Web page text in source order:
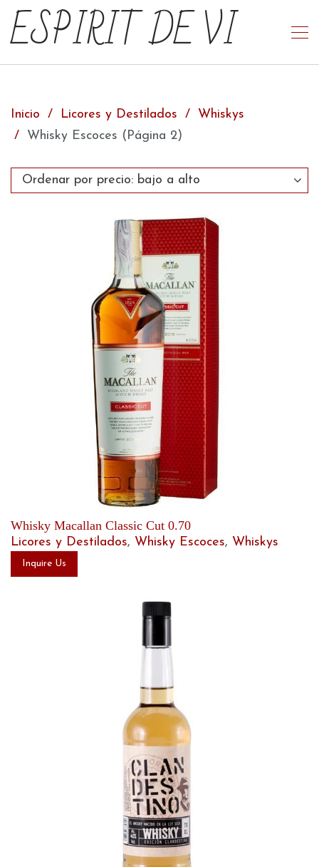
ESPIRIT DE VI
Inicio Licores y Destilados
Whiskys
Whisky Escoces (Página 2)
Whisky Macallan Classic Cut 0.70
Licores y Destilados, Whisky Escoces, Whiskys
Inquire Us